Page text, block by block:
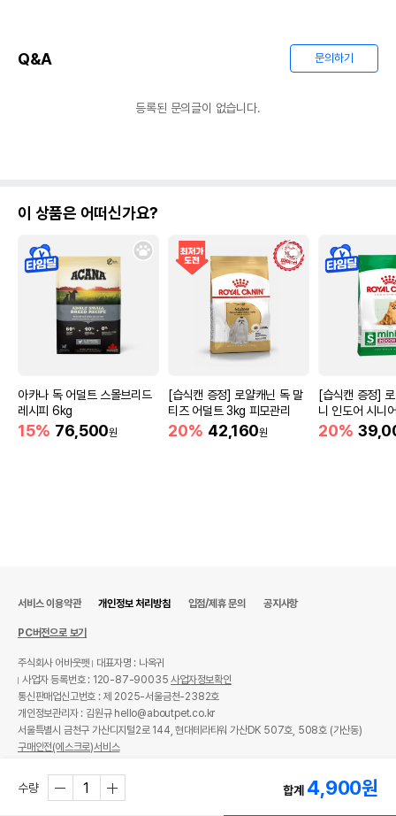
Q&A 문의하기
등록된 문의글이 없습니다.
이 상품은 어떠신가요?
아카나 독 어덜트 스몰브리드
레시피 6kg
15% 76,500원
[습식캔 증정] 로얄캐닌 독 말
티즈 어덜트 3kg 피모관리
20% 42,160원
[습식캔 증정]
니 인도어 시니
움
20%
수량 합계 4,900원
서비스 이용약관 개인정보 처리방침 입점/제휴 문의 공지사항
PC버전으로 보기
주식회사 어바웃펫
대표자명 : 나옥귀
사업자 등록번호 : 120-87-90035사업자정보확인
통신판매업신고번호 : 제 2025-서울금천-2382호
개인정보관리자 : 김원규 hello@aboutpet.co.kr
서울특별시 금천구 가산디지털2로 144, 현대테라타워 가산DK 507호, 508호 (가산동)
구매안전(에스크로)서비스